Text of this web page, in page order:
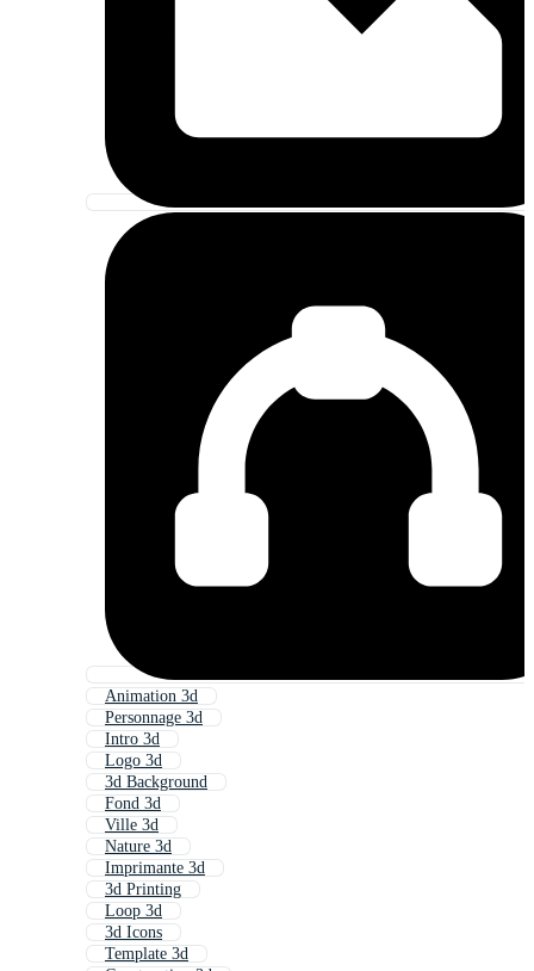
Animation 3d
Personnage 3d
Intro 3d
Logo 3d
3d Background
Fond 3d
Ville 3d
Nature 3d
Imprimante 3d
3d Printing
Loop 3d
3d Icons
Template 3d